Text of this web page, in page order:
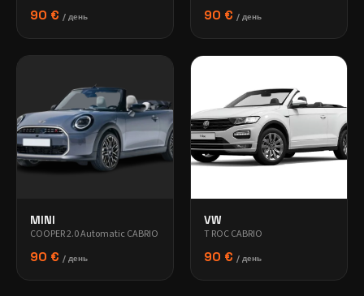
90 € / день 90 € / день
MINI
COOPER 2.0 Automatic CABRIO
90 € / день
VW
T ROC CABRIO
90 € / день